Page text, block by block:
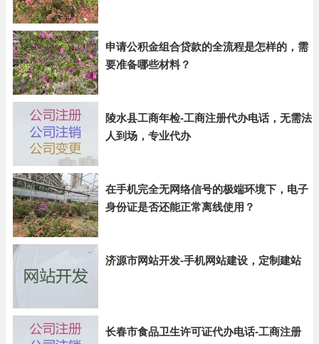
申请公积金组合贷款的全流程是怎样的，需
要准备哪些材料？
陵水县工商年检-工商注册代办电话，无需法
人到场，专业代办
在手机完全无网络信号的极端环境下，电子
身份证是否还能正常离线使用？
济源市网站开发-手机网站建设，定制建站
长春市食品卫生许可证代办电话-工商注册